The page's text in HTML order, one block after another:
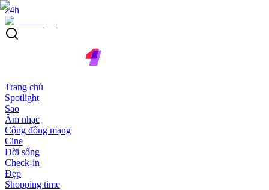
24h
Trang chủ
Spotlight
Sao
Âm nhạc
Cộng đồng mạng
Cine
Đời sống
Check-in
Đẹp
Shopping time